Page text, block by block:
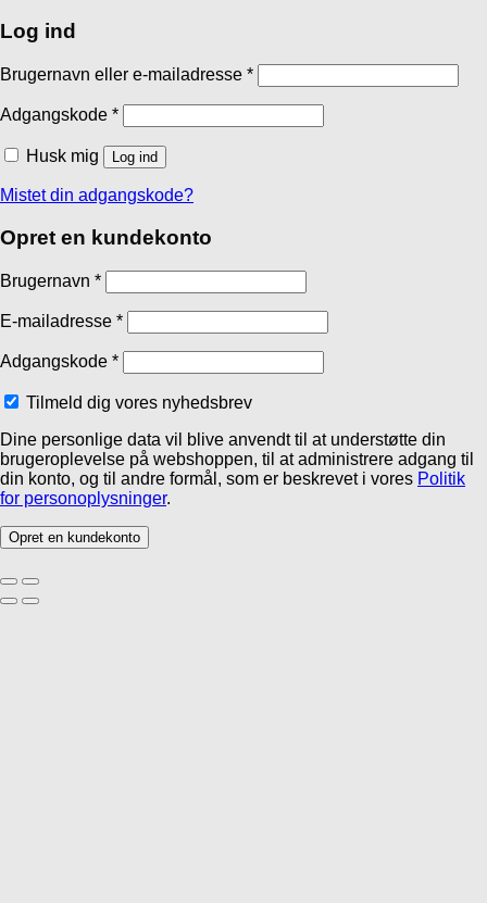
Log ind
Brugernavn eller e-mailadresse *
Adgangskode *
Husk mig Log ind
Mistet din adgangskode?
Opret en kundekonto
Brugernavn *
E-mailadresse *
Adgangskode *
Tilmeld dig vores nyhedsbrev
Dine personlige data vil blive anvendt til at understøtte din
brugeroplevelse på webshoppen, til at administrere adgang til
din konto, og til andre formål, som er beskrevet i vores Politik
for personoplysninger.
Opret en kundekonto